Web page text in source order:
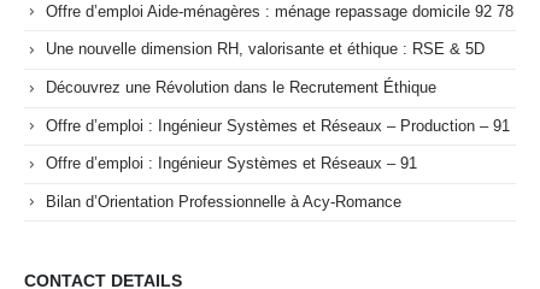
Offre d’emploi Aide-ménagères : ménage repassage domicile 92 78
Une nouvelle dimension RH, valorisante et éthique : RSE & 5D
Découvrez une Révolution dans le Recrutement Éthique
Offre d’emploi : Ingénieur Systèmes et Réseaux – Production – 91
Offre d’emploi : Ingénieur Systèmes et Réseaux – 91
Bilan d’Orientation Professionnelle à Acy-Romance
CONTACT DETAILS